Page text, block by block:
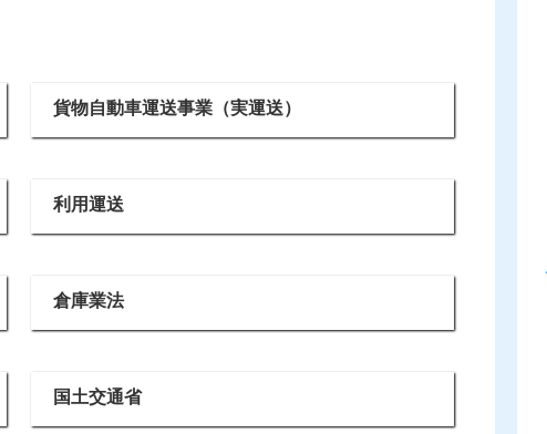
貨物自動車運送事業（実運送）
利用運送
倉庫業法
国土交通省